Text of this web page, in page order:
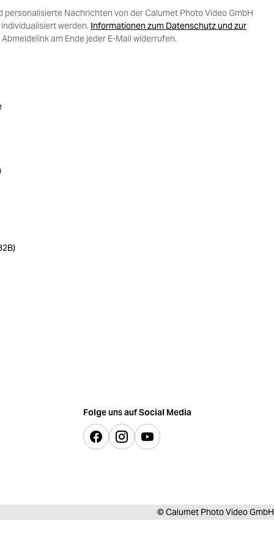
Nachrichten von der Calumet Photo Video GmbH
werden. Informationen zum Datenschutz und zur
am Ende jeder E-Mail widerrufen.
Folge uns auf Social Media
© Calumet Photo Video GmbH